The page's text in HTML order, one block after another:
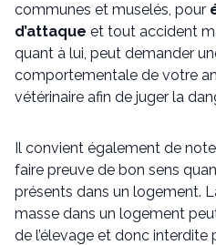
communes et muselés, pour
d’attaque et tout accident
quant à lui, peut demander
comportementale de votre
vétérinaire afin de juger la
Il convient également de
faire preuve de bon sens
présents dans un logement.
masse dans un logement
de l’élevage et donc